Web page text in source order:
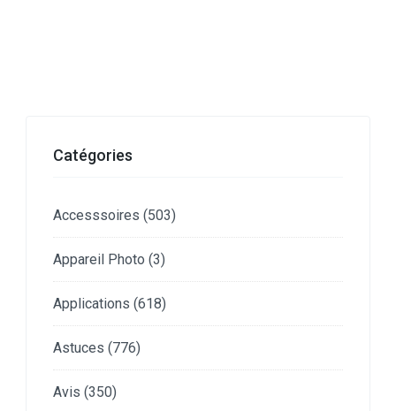
Catégories
Accesssoires (503)
Appareil Photo (3)
Applications (618)
Astuces (776)
Avis (350)